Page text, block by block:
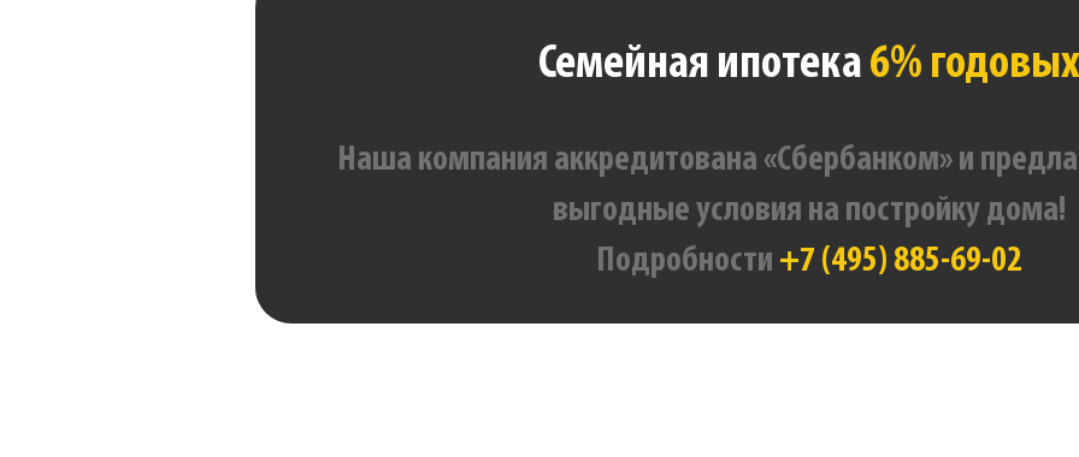
Семейная ипотека 6% годовых
Наша компания аккредитована «Сбербанком» и
выгодные условия на постройку дома!
Подробности +7 (495) 885-69-02